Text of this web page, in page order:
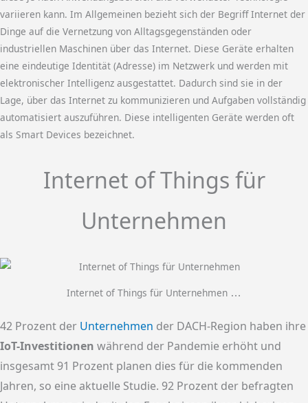
variieren kann. Im Allgemeinen bezieht sich der Begriff Internet der
Dinge auf die Vernetzung von Alltagsgegenständen oder
industriellen Maschinen über das Internet. Diese Geräte erhalten
eine eindeutige Identität (Adresse) im Netzwerk und werden mit
elektronischer Intelligenz ausgestattet. Dadurch sind sie in der
Lage, über das Internet zu kommunizieren und Aufgaben vollständig
automatisiert auszuführen. Diese intelligenten Geräte werden oft
als Smart Devices bezeichnet.
Internet of Things für
Unternehmen
Internet of Things für Unternehmen …
42 Prozent der Unternehmen der DACH-Region haben ihre
IoT-Investitionen während der Pandemie erhöht und
insgesamt 91 Prozent planen dies für die kommenden
Jahren, so eine aktuelle Studie. 92 Prozent der befragten